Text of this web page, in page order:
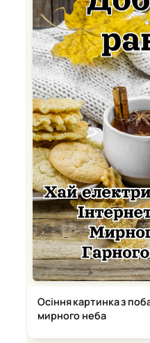
Осіння картинка з
мирного неба